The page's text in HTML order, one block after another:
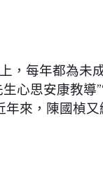
每年都為未
生心思安康教
來，陳國楨